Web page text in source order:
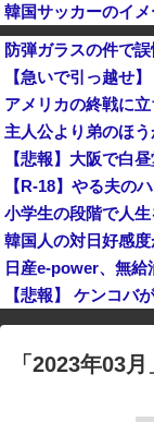
韓国サッカーのイ
声優の声でAI動画
主人公より弟のほ
【悲報】大阪で白
一部のコンテンツが表
たりする場合があります
「 2023年03月